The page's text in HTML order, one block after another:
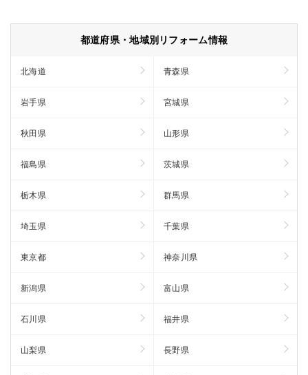
都道府県・地域別リフォーム情報
北海道 青森県
岩手県 宮城県
秋田県 山形県
福島県 茨城県
栃木県 群馬県
埼玉県 千葉県
東京都 神奈川県
新潟県 富山県
石川県 福井県
山梨県 長野県